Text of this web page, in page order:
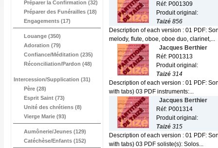
Préparer la Confirmation (32)
Préparer des Funérailles (18)
Engagements (17)
Louange (350)
Adoration (79)
Confiance/Méditation (235)
Réconciliation/Pardon (48)
Intercession/Supplication (31)
Père (28)
Esprit Saint (73)
Unité des chrétiens (8)
Vierge Marie (93)
Aumônerie/Jeunes (129)
Catéchèse/Enfants (152)
Réf: P001309
Produit original:
Taizé 856
Description of each version : 01 PDF:
melody, flute, oboe, oboe duo, clarinet,...
Jacques Berthier
Réf: P001313
Produit original:
Taizé 314
Description of each version : 01 PDF:
with tabs) 03 PDF instruments:...
Jacques Berthier
Réf: P001314
Produit original:
Taizé 315
Description of each version : 01 PDF:
with tabs) 03 PDF soliste(s): Solos...